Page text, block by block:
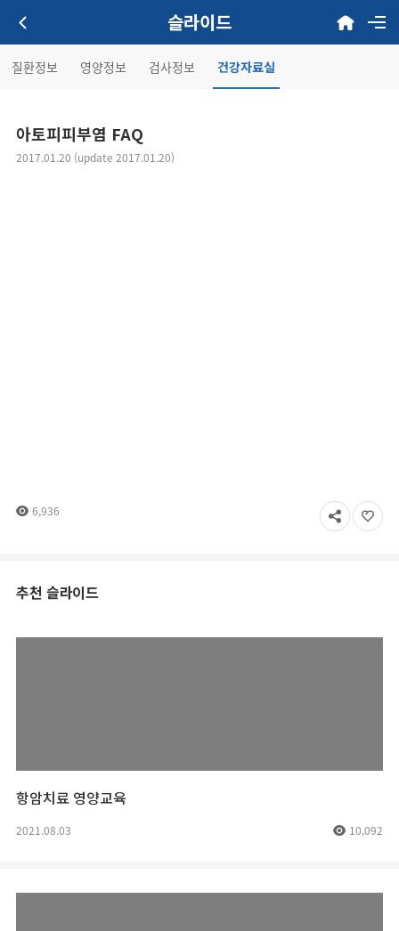
슬라이드
질환정보 영양정보 검사정보 건강자료실
아토피피부염 FAQ
2017.01.20 (update 2017.01.20)
6,936
추천 슬라이드
항암치료 영양교육
2021.08.03 10,092